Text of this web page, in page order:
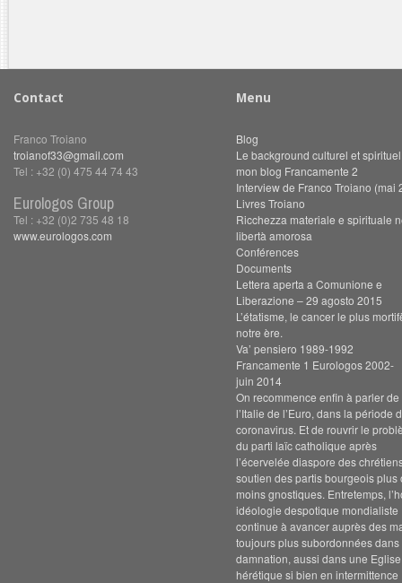
Contact
Franco Troiano
troianof33@gmail.com
Tel : +32 (0) 475 44 74 43
Eurologos Group
Tel : +32 (0)2 735 48 18
www.eurologos.com
Menu
Blog
Le background culturel et
mon blog Francamente 2
Interview de Franco Troiano (mai
Livres Troiano
Ricchezza materiale e spirituale
libertà amorosa
Conférences
Documents
Lettera aperta a Comunione e
Liberazione – 29 agosto 2015
L’étatisme, le cancer le plus
notre ère.
Va’ pensiero 1989-1992
Francamente 1 Eurologos 2002-
juin 2014
On recommence enfin à parler de
l’Italie de l’Euro, dans la période
coronavirus. Et de rouvrir le
du parti laïc catholique après
l’écervelée diaspore des
soutien des partis bourgeois plus
moins gnostiques. Entretemps,
idéologie despotique mondialiste
continue à avancer auprès des
toujours plus subordonnées dans
damnation, aussi dans une Eglise
hérétique si bien en intermittence